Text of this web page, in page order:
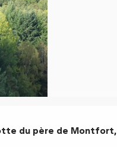
du père de Montfort,